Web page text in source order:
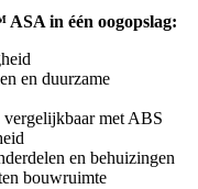
in één oogopslag:
en duurzame
vergelijkbaar met ABS
en behuizingen
bouwruimte